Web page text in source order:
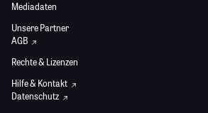
Mediadaten
Unsere Partner
AGB
Rechte & Lizenzen
Hilfe & Kontakt
Datenschutz